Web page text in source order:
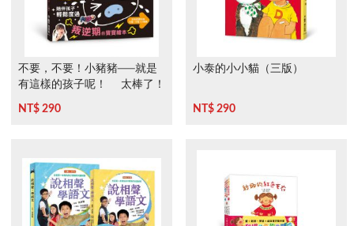
不要，不要！小豬豬──就是
有這樣的孩子呢！ 太棒了！
小豬豬
NT$ 290
小泰的小小貓（三版）
NT$ 290